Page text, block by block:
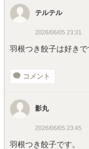
テルテル
2026/06/05 23:31
羽根つき餃子は好きで
コメント
影丸
2026/06/05 23:45
羽根つき餃子です。